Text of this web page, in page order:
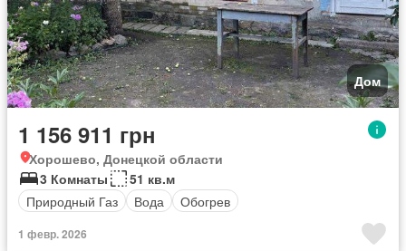
Дом
1 156 911 грн
Хорошево, Донецкой области
3 Комнаты
51 кв.м
Природный Газ
Вода Обогрев
1 февр. 2026